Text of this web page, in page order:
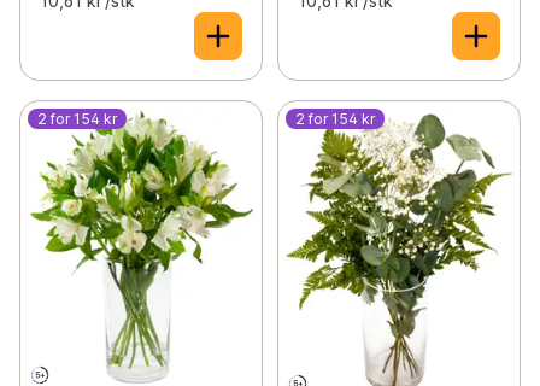
2 for 154 kr 2 for 154 kr